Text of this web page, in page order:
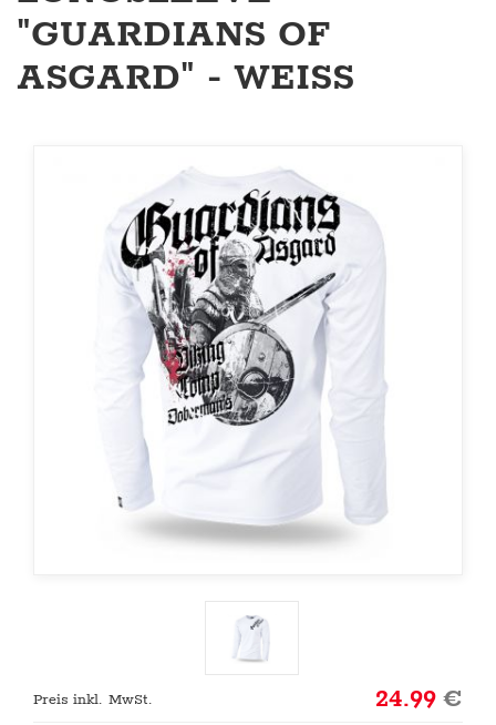
"GUARDIANS OF
ASGARD" - WEISS
Preis inkl. MwSt. 24.99€